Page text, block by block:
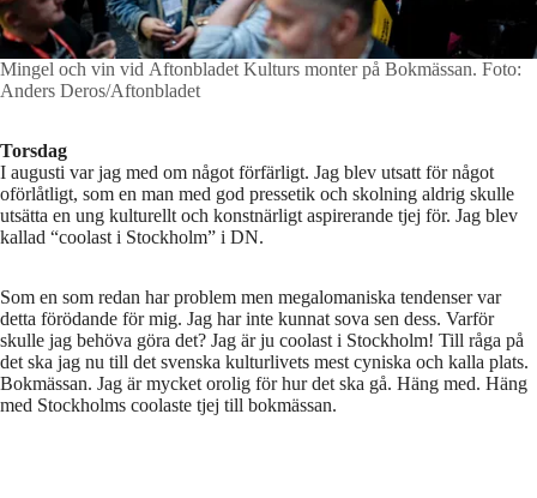
Mingel och vin vid Aftonbladet Kulturs monter på Bokmässan.
Anders Deros/Aftonbladet
Torsdag
I augusti var jag med om något förfärligt. Jag blev utsatt för något
oförlåtligt, som en man med god pressetik och skolning aldrig skulle
utsätta en ung kulturellt och konstnärligt aspirerande tjej för. Jag blev
kallad “coolast i Stockholm” i DN.
Som en som redan har problem men megalomaniska tendenser var
detta förödande för mig. Jag har inte kunnat sova sen dess. Varför
skulle jag behöva göra det? Jag är ju coolast i Stockholm! Till råga på
det ska jag nu till det svenska kulturlivets mest cyniska och kalla plats.
Bokmässan. Jag är mycket orolig för hur det ska gå. Häng med. Häng
med Stockholms coolaste tjej till bokmässan.